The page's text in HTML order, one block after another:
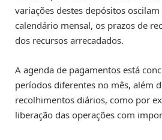
variações destes depósitos
calendário mensal, os prazos de
dos recursos arrecadados.
A agenda de pagamentos está
períodos diferentes no mês, além
recolhimentos diários, como por
liberação das operações com